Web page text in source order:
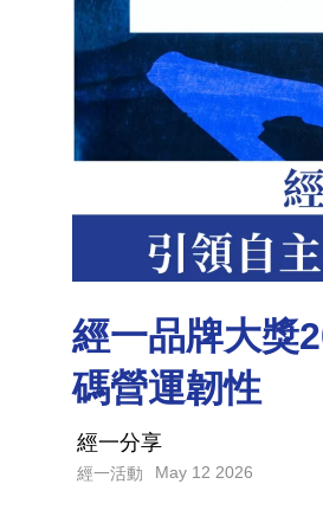
經一品牌大獎
碼營運韌性
經一分享
經一活動 May 12 2026